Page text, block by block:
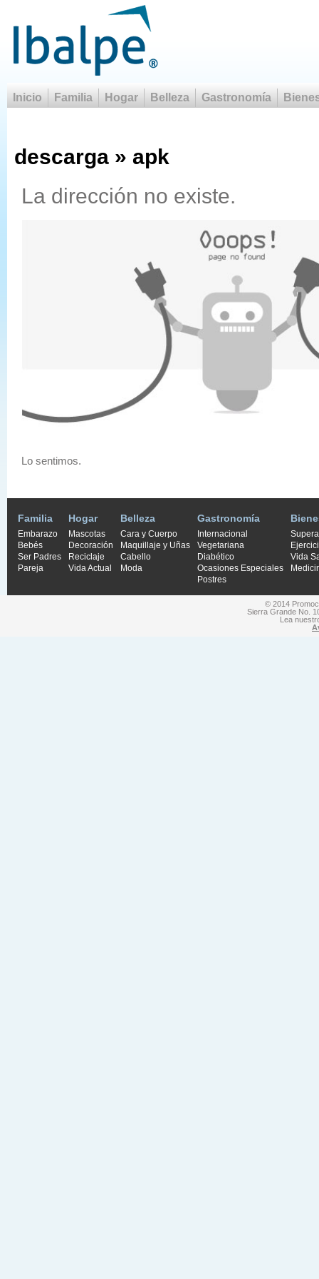
Inicio Familia Hogar Belleza Gastronomía
descarga » apk
La dirección no existe.
Lo sentimos.
Familia
Embarazo
Bebés
Ser Padres
Pareja
Hogar
Mascotas
Decoración
Reciclaje
Vida Actual
Belleza
Cara y Cuerpo
Maquillaje y Uñas
Cabello
Moda
Gastronomía
Internacional
Vegetariana
Diabético
Ocasiones Especiales
Postres
Vida
© 2014
Sierra Grande No.
Lea